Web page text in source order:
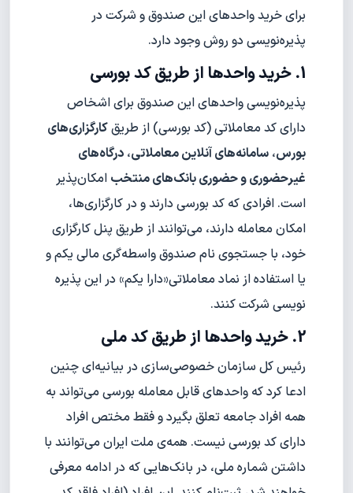
برای خرید واحدهای این صندوق و شرکت در
پذیره‌نویسی دو روش وجود دارد.
1. خرید واحدها از طریق کد بورسی
پذیره‌نویسی واحدهای این صندوق برای اشخاص
دارای کد معاملاتی (کد بورسی) از طریقکارگزاری‌های
بورس، سامانه‌های آنلاین معاملاتی، درگاه‌های
غیر‌حضوری و حضوری بانک‌های منتخب امکان‌پذیر
است. افرادی که کد بورسی دارند و در کارگزاری‌ها،
امکان معامله دارند، می‌توانند از طریق پنل کارگزاری
خود، با جستجوی نام صندوق واسطه‌گری مالی یکم و
یا استفاده از نماد معاملاتی«دارا یکم» در این پذیره
نویسی شرکت کنند.
2. خرید واحدها از طریق کد ملی
رئیس کل سازمان خصوصی‌سازی در بیانیه‌ای چنین
ادعا کرد که واحدهای قابل معامله بورسی می‌تواند به
همه افراد جامعه تعلق بگیرد و فقط مختص افراد
دارای کد بورسی نیست. همه‌ی ملت ایران می‌توانند با
داشتن شماره ملی، در بانک‌هایی که در ادامه معرفی